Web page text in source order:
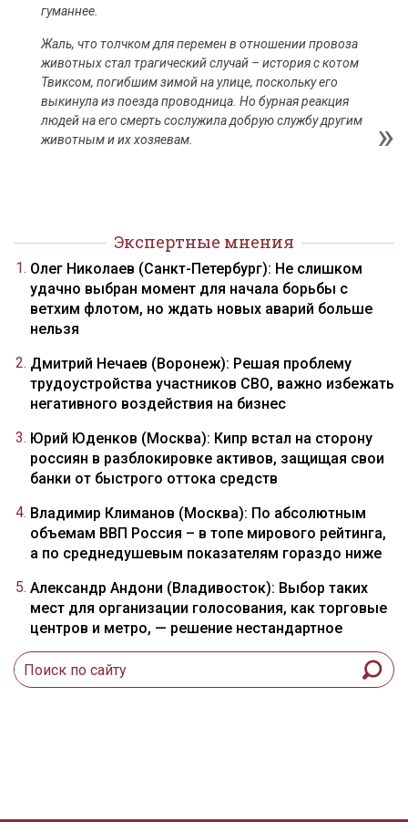
гуманнее.
Жаль, что толчком для перемен в отношении провоза
животных стал трагический случай – история с котом
Твиксом, погибшим зимой на улице, поскольку его
выкинула из поезда проводница. Но бурная реакция
людей на его смерть сослужила добрую службу другим
животным и их хозяевам.
Экспертные мнения
Олег Николаев (Санкт-Петербург): Не слишком
удачно выбран момент для начала борьбы с
ветхим флотом, но ждать новых аварий больше
нельзя
Дмитрий Нечаев (Воронеж): Решая проблему
трудоустройства участников СВО, важно избежать
негативного воздействия на бизнес
Юрий Юденков (Москва): Кипр встал на сторону
россиян в разблокировке активов, защищая свои
банки от быстрого оттока средств
Владимир Климанов (Москва): По абсолютным
объемам ВВП Россия – в топе мирового рейтинга,
а по среднедушевым показателям гораздо ниже
Александр Андони (Владивосток): Выбор таких
мест для организации голосования, как торговые
центров и метро, — решение нестандартное